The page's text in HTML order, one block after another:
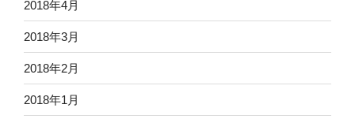
2018年4月
2018年3月
2018年2月
2018年1月